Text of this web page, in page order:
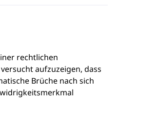
rechtlichen
aufzuzeigen, dass
Brüche nach sich